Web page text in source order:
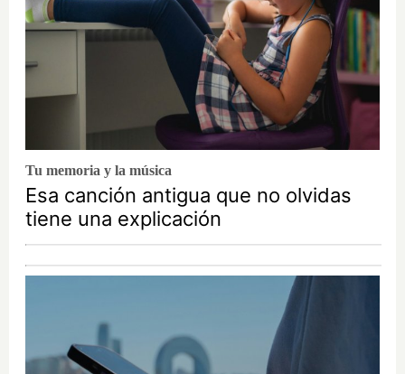
Tu memoria y la música
Esa canción antigua que no olvidas
tiene una explicación